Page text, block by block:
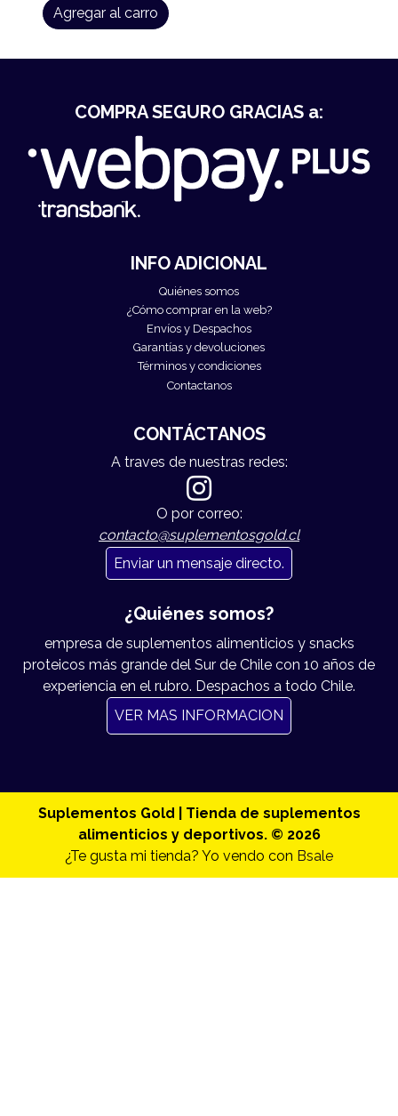
Agregar al carro
INFO ADICIONAL
Quiénes somos
¿Cómo comprar en la web?
Envíos y Despachos
Garantías y devoluciones
Términos y condiciones
Contactanos
COMPRA SEGURO GRACIAS a:
CONTÁCTANOS
A traves de nuestras redes:
O por correo:
contacto@suplementosgold.cl
Enviar un mensaje directo.
¿Quiénes somos?
empresa de suplementos alimenticios y snacks
proteicos más grande del Sur de Chile con 10 años de
experiencia en el rubro. Despachos a todo Chile.
VER MAS INFORMACION
Suplementos Gold | Tienda de suplementos
alimenticios y deportivos. © 2026
¿Te gusta mi tienda? Yo vendo con Bsale